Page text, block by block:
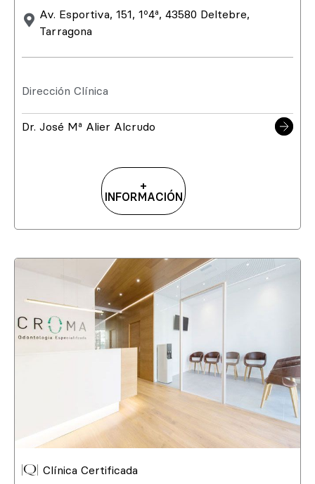
Av. Esportiva, 151, 1º4ª, 43580 Deltebre,
Tarragona
Dirección Clínica
Dr. José Mª Alier Alcrudo
+
INFORMACIÓN
Clínica Certificada